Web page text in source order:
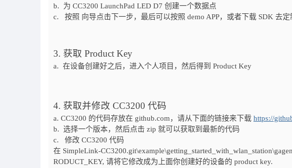
b. 为 CC3200 LaunchPad LED D7 创建一个数据点
c. 按照 向导点击下一步，最后可以按照 demo APP，或者下载 SDK 去定
3. 获取 Product Key
a. 在设备创建好之后，进入个人项目，然后得到 Product Key
4. 获取并修改 CC3200 代码
a. CC3200 的代码存放在 github.com，请从下面的链接来下载 https://
b. 选择一个版本，然后点击 zip 就可以获取到最新的代码
c. 修改 CC3200 代码
在 SimpleLink-
RODUCT_KEY, 请将它修改成为上面你创建好的设备的 product key.